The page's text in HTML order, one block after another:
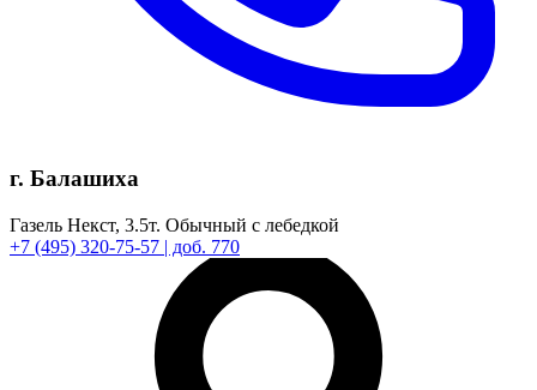
г. Балашиха
Газель Некст, 3.5т. Обычный с лебедкой
+7 (495) 320-75-57 | доб. 770